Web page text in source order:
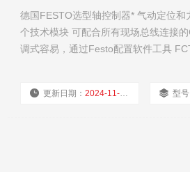
德国FESTO选型轴控制器* 气动定位和
个技术模块 可配合所有现场总线连接
调式容易，通过Festo配置软件工具
更新日期：2024-11-21 型